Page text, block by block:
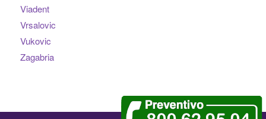
Viadent
Vrsalovic
Vukovic
Zagabria